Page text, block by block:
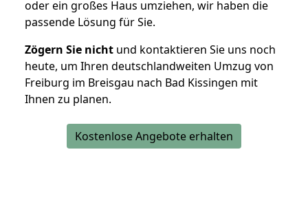
oder ein großes Haus umziehen, wir haben die
passende Lösung für Sie.
Zögern Sie nicht und kontaktieren Sie uns noch
heute, um Ihren deutschlandweiten Umzug von
Freiburg im Breisgau nach Bad Kissingen mit
Ihnen zu planen.
Kostenlose Angebote erhalten